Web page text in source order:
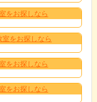
をお探しなら
をお探しなら
をお探しなら
をお探しなら